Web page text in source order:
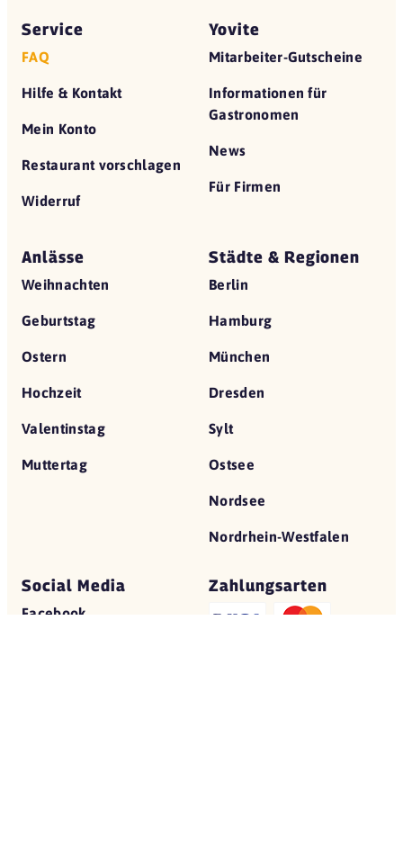
Service
FAQ
Hilfe & Kontakt
Mein Konto
Restaurant vorschlagen
Widerruf
Yovite
Mitarbeiter-Gutscheine
Informationen für
Gastronomen
News
Für Firmen
Anlässe
Weihnachten
Geburtstag
Ostern
Hochzeit
Valentinstag
Muttertag
Städte & Regionen
Berlin
Hamburg
München
Dresden
Sylt
Ostsee
Nordsee
Nordrhein-Westfalen
Social Media
Facebook
Zahlungsarten